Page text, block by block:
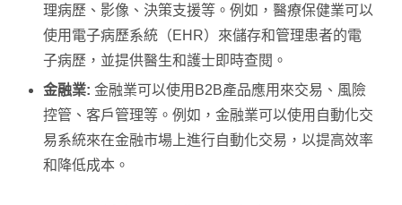
理病歷、影像、決策支援等。例如，醫療保健業可以
使用電子病歷系統（EHR）來儲存和管理患者的電
子病歷，並提供醫生和護士即時查閱。
金融業: 金融業可以使用B2B產品應用來交易、風險
控管、客戶管理等。例如，金融業可以使用自動化交
易系統來在金融市場上進行自動化交易，以提高效率
和降低成本。